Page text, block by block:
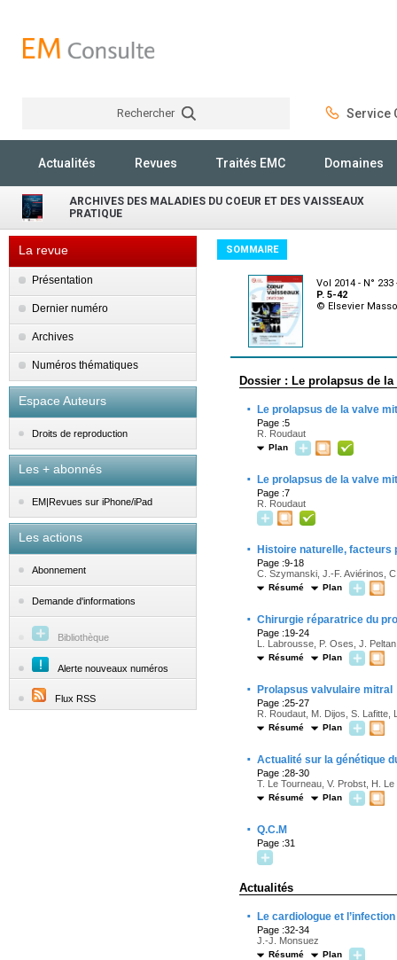
Rechercher Service
Actualités Revues Traités EMC Domaines
ARCHIVES DES MALADIES DU COEUR ET DES VAISSEAUX
PRATIQUE
La revue
Présentation
Dernier numéro
Archives
Numéros thématiques
Espace Auteurs
Droits de reproduction
Les + abonnés
EM|Revues sur iPhone/iPad
Les actions
Abonnement
Demande d'informations
Bibliothèque
Alerte nouveaux numéros
Flux RSS
SOMMAIRE
Vol 2014 - N°
P. 5-42
© Elsevier
Dossier : Le prolapsus de
· Le prolapsus de la valve
Page :5
R. Roudaut
Plan
· Le prolapsus de la valve
Page :7
R. Roudaut
· Histoire naturelle, facteurs
Page :9-18
C. Szymanski, J.-F. Aviérinos,
Résumé Plan
· Chirurgie réparatrice du
Page :19-24
L. Labrousse, P. Oses, J.
Résumé Plan
· Prolapsus valvulaire mitral
Page :25-27
R. Roudaut, M. Dijos, S. Lafitte,
Résumé Plan
· Actualité sur la génétique
Page :28-30
T. Le Tourneau, V. Probst, H.
Résumé Plan
· Q.C.M
Page :31
Actualités
· Le cardiologue et
Page :32-34
J.-J. Monsuez
Résumé Plan